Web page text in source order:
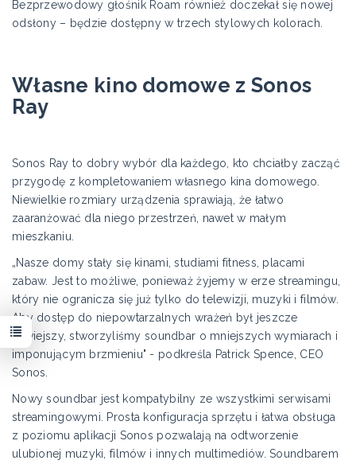
Bezprzewodowy głośnik Roam również doczekał się nowej
odsłony – będzie dostępny w trzech stylowych kolorach.
Własne kino domowe z Sonos
Ray
Sonos Ray to dobry wybór dla każdego, kto chciałby zacząć
przygodę z kompletowaniem własnego kina domowego.
Niewielkie rozmiary urządzenia sprawiają, że łatwo
zaaranżować dla niego przestrzeń, nawet w małym
mieszkaniu.
„Nasze domy stały się kinami, studiami fitness, placami
zabaw. Jest to możliwe, ponieważ żyjemy w erze streamingu,
który nie ogranicza się już tylko do telewizji, muzyki i filmów.
Aby dostęp do niepowtarzalnych wrażeń był jeszcze
łatwiejszy, stworzyliśmy soundbar o mniejszych wymiarach i
imponującym brzmieniu" - podkreśla Patrick Spence, CEO
Sonos.
Nowy soundbar jest kompatybilny ze wszystkimi serwisami
streamingowymi. Prosta konfiguracja sprzętu i łatwa obsługa
z poziomu aplikacji Sonos pozwalają na odtworzenie
ulubionej muzyki, filmów i innych multimediów. Soundbarem